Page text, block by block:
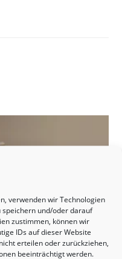
verwenden wir Technologien
und/oder darauf
zustimmen, können wir
IDs auf dieser Website
erteilen oder zurückziehen,
beeinträchtigt werden.